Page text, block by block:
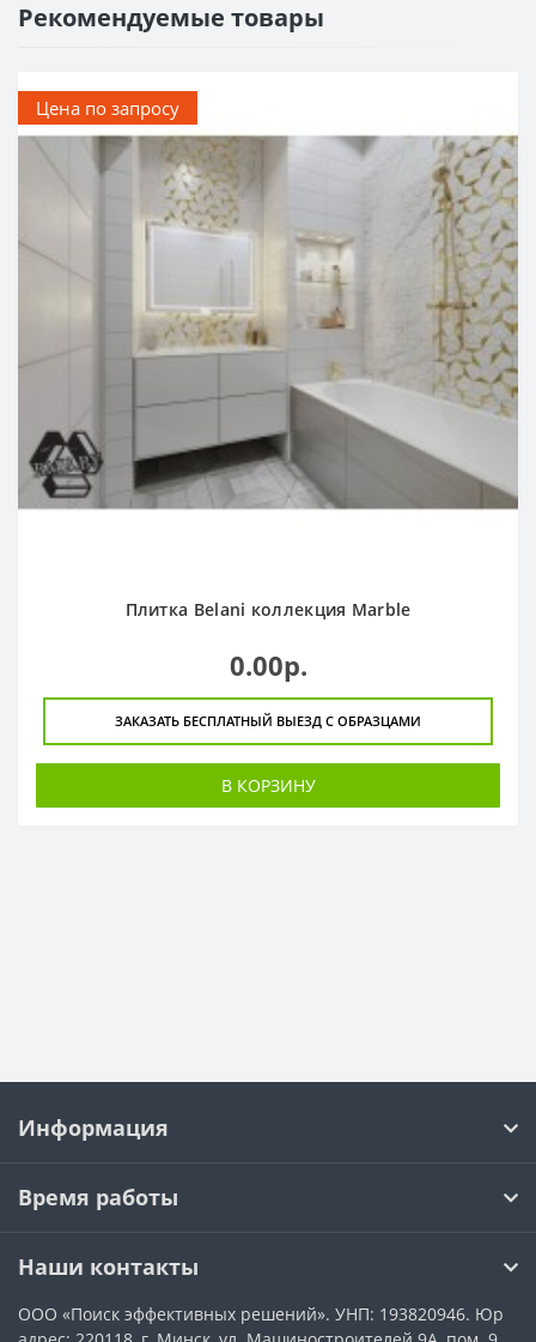
Рекомендуемые товары
Цена по запросу
Плитка Belani коллекция Marble
0.00р.
ЗАКАЗАТЬ БЕСПЛАТНЫЙ ВЫЕЗД С ОБРАЗЦАМИ
В КОРЗИНУ
Информация
Время работы
Наши контакты
ООО «Поиск эффективных решений». УНП: 193820946. Юр